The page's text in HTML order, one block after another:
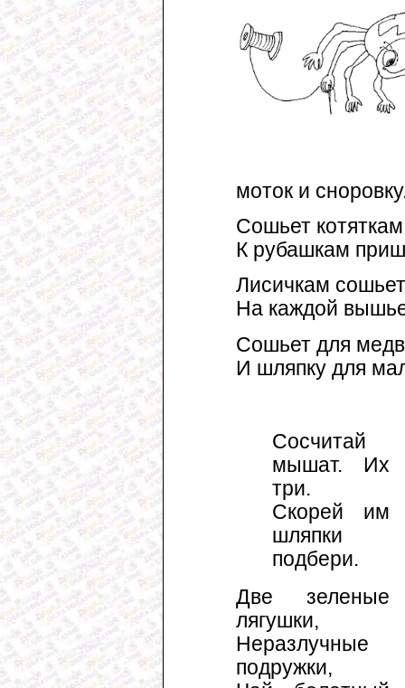
моток и
Сошьет
К рубашкам
Лисичкам
На каждой
Сошьет для
И шляпку для
Сосчитай
мышат. Их
три.
Скорей им
шляпки
подбери.
Две зеленые
лягушки,
Неразлучные
подружки,